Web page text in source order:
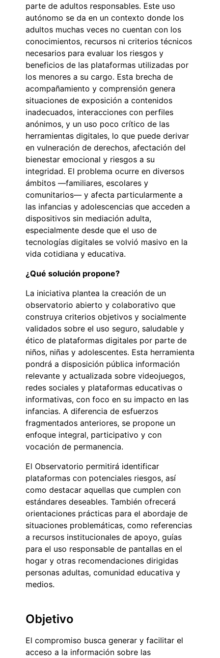
parte de adultos responsables. Este uso
autónomo se da en un contexto donde los
adultos muchas veces no cuentan con los
conocimientos, recursos ni criterios técnicos
necesarios para evaluar los riesgos y
beneficios de las plataformas utilizadas por
los menores a su cargo. Esta brecha de
acompañamiento y comprensión genera
situaciones de exposición a contenidos
inadecuados, interacciones con perfiles
anónimos, y un uso poco crítico de las
herramientas digitales, lo que puede derivar
en vulneración de derechos, afectación del
bienestar emocional y riesgos a su
integridad. El problema ocurre en diversos
ámbitos —familiares, escolares y
comunitarios— y afecta particularmente a
las infancias y adolescencias que acceden a
dispositivos sin mediación adulta,
especialmente desde que el uso de
tecnologías digitales se volvió masivo en la
vida cotidiana y educativa.
¿Qué solución propone?
La iniciativa plantea la creación de un
observatorio abierto y colaborativo que
construya criterios objetivos y socialmente
validados sobre el uso seguro, saludable y
ético de plataformas digitales por parte de
niños, niñas y adolescentes. Esta herramienta
pondrá a disposición pública información
relevante y actualizada sobre videojuegos,
redes sociales y plataformas educativas o
informativas, con foco en su impacto en las
infancias. A diferencia de esfuerzos
fragmentados anteriores, se propone un
enfoque integral, participativo y con
vocación de permanencia.
El Observatorio permitirá identificar
plataformas con potenciales riesgos, así
como destacar aquellas que cumplen con
estándares deseables. También ofrecerá
orientaciones prácticas para el abordaje de
situaciones problemáticas, como referencias
a recursos institucionales de apoyo, guías
para el uso responsable de pantallas en el
hogar y otras recomendaciones dirigidas
personas adultas, comunidad educativa y
medios.
Objetivo
El compromiso busca generar y facilitar el
acceso a la información sobre las